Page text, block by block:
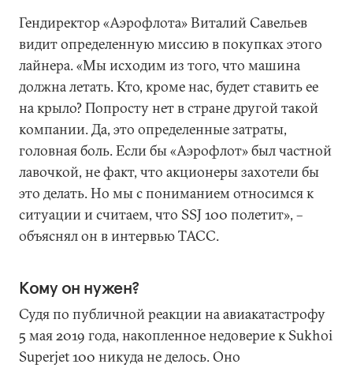
Гендиректор «Аэрофлота» Виталий Савельев
видит определенную миссию в покупках этого
лайнера. «Мы исходим из того, что машина
должна летать. Кто, кроме нас, будет ставить ее
на крыло? Попросту нет в стране другой такой
компании. Да, это определенные затраты,
головная боль. Если бы «Аэрофлот» был частной
лавочкой, не факт, что акционеры захотели бы
это делать. Но мы с пониманием относимся к
ситуации и считаем, что SSJ 100 полетит», –
объяснял он в интервью ТАСС.
Кому он нужен?
Судя по публичной реакции на авиакатастрофу
5 мая 2019 года, накопленное недоверие к Sukhoi
Superjet 100 никуда не делось. Оно